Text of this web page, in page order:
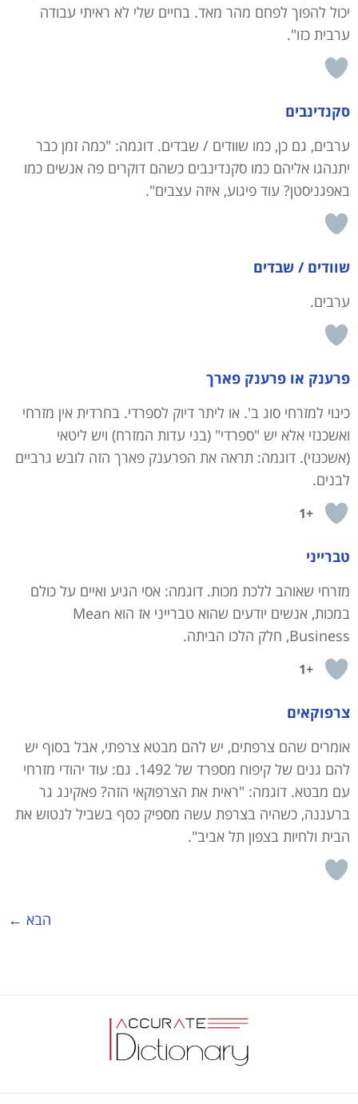
יכול להפוך לפחם מהר מאד. בחיים שלי לא ראיתי עבודה
ערבית כזו".
סקנדינבים
ערבים, גם כן, כמו שוודים / שבדים. דוגמה: "כמה זמן כבר
יתנהגו אליהם כמו סקנדינבים כשהם דוקרים פה אנשים כמו
באפגניסטן? עוד פיגוע, איזה עצבים".
שוודים / שבדים
ערבים.
פרענק או פרענק פארך
כינוי למזרחי סוג ב'. או ליתר דיוק לספרדי. בחרדית אין מזרחי
ואשכנזי אלא יש "ספרדי" (בני עדות המזרח) ויש ליטאי
(אשכנזי). דוגמה: תראה את הפרענק פארך הזה לובש גרביים
לבנים.
+1
טברייני
מזרחי שאוהב ללכת מכות. דוגמה: אסי הגיע ואיים על כולם
במכות, אנשים יודעים שהוא טברייני אז הוא Mean
Business, חלק הלכו הביתה.
+1
צרפוקאים
אומרים שהם צרפתים, יש להם מבטא צרפתי, אבל בסוף יש
להם גנים של קיפוח מספרד של 1492. גם: עוד יהודי מזרחי
עם מבטא. דוגמה: "ראית את הצרפוקאי הזה? פאקינג גר
ברעננה, כשהיה בצרפת עשה מספיק כסף בשביל לנטוש את
הבית ולחיות בצפון תל אביב".
הבא ←